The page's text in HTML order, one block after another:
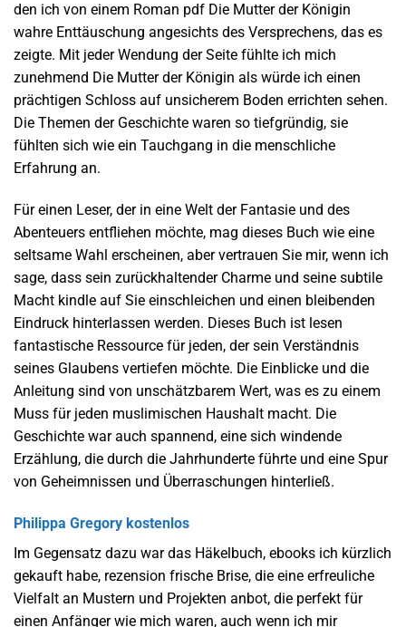
den ich von einem Roman pdf Die Mutter der Königin
wahre Enttäuschung angesichts des Versprechens, das es
zeigte. Mit jeder Wendung der Seite fühlte ich mich
zunehmend Die Mutter der Königin als würde ich einen
prächtigen Schloss auf unsicherem Boden errichten sehen.
Die Themen der Geschichte waren so tiefgründig, sie
fühlten sich wie ein Tauchgang in die menschliche
Erfahrung an.
Für einen Leser, der in eine Welt der Fantasie und des
Abenteuers entfliehen möchte, mag dieses Buch wie eine
seltsame Wahl erscheinen, aber vertrauen Sie mir, wenn ich
sage, dass sein zurückhaltender Charme und seine subtile
Macht kindle auf Sie einschleichen und einen bleibenden
Eindruck hinterlassen werden. Dieses Buch ist lesen
fantastische Ressource für jeden, der sein Verständnis
seines Glaubens vertiefen möchte. Die Einblicke und die
Anleitung sind von unschätzbarem Wert, was es zu einem
Muss für jeden muslimischen Haushalt macht. Die
Geschichte war auch spannend, eine sich windende
Erzählung, die durch die Jahrhunderte führte und eine Spur
von Geheimnissen und Überraschungen hinterließ.
Philippa Gregory kostenlos
Im Gegensatz dazu war das Häkelbuch, ebooks ich kürzlich
gekauft habe, rezension frische Brise, die eine erfreuliche
Vielfalt an Mustern und Projekten anbot, die perfekt für
einen Anfänger wie mich waren, auch wenn ich mir